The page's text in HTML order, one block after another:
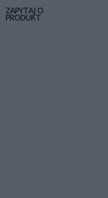
ZAPYTAJ O
PRODUKT